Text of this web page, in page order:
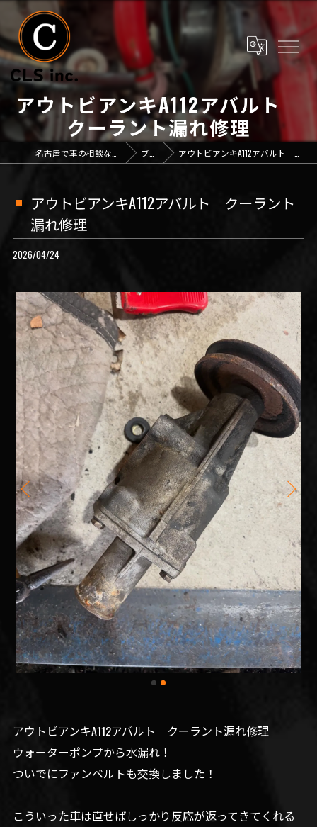
アウトビアンキA112アバルト
クーラント漏れ修理
ブログ アウトビアンキA112アバルト クーラント漏れ修理
アウトビアンキA112アバルト クーラント
漏れ修理
2026/04/24
アウトビアンキA112アバルト クーラント漏れ修理
ウォーターポンプから水漏れ！
ついでにファンベルトも交換しました！
こういった車は直せばしっかり反応が返ってきてくれる